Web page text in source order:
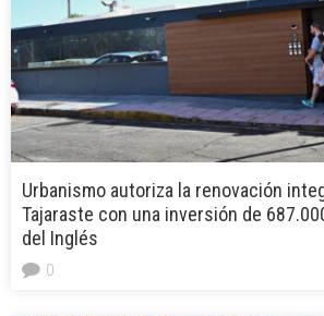
Urbanismo autoriza la renovación
Tajaraste con una inversión de
del Inglés
0